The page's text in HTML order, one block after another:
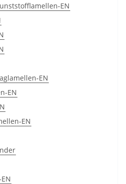
EN
EN
EN
EN